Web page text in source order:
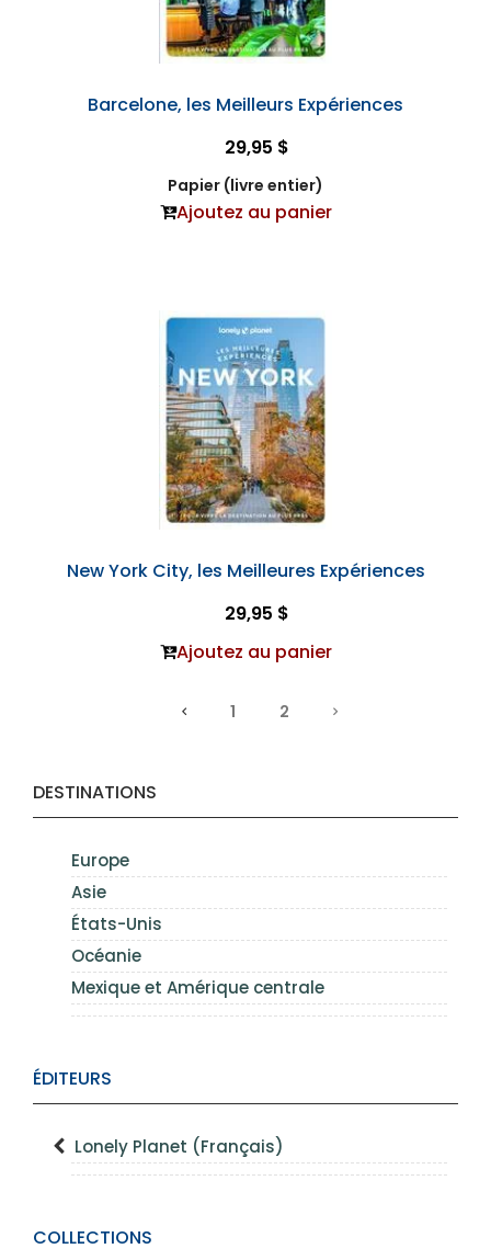
DESTINATIONS
Europe
Asie
États-Unis
Océanie
Mexique et Amérique centrale
ÉDITEURS
Lonely Planet (Français)
COLLECTIONS
Barcelone, les Meilleurs Expériences
29,95 $
Papier (livre entier)
Ajoutez au panier
New York City, les Meilleures Expériences
29,95 $
Ajoutez au panier
1 2